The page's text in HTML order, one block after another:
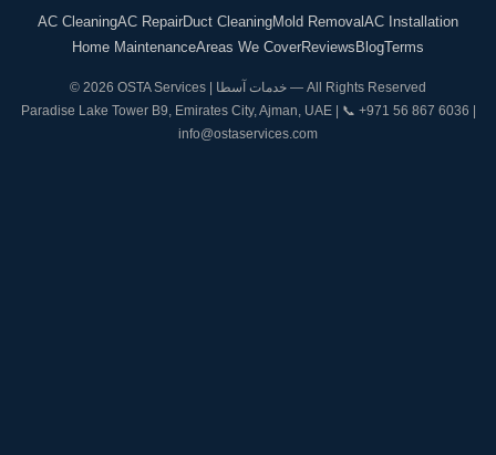
AC CleaningAC RepairDuct CleaningMold Removal AC Installation
Home MaintenanceAreas We CoverReviews BlogTerms
© 2026 OSTA Services | خدمات آسطا — All Rights Reserved
Paradise Lake Tower B9, Emirates City, Ajman, UAE | 📞 +971 56 867 6036
info@ostaservices.com